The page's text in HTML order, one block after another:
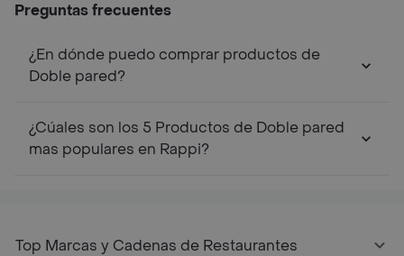
Preguntas frecuentes
¿En dónde puedo comprar productos de
Doble pared?
¿Cúales son los 5 Productos de Doble pared
mas populares en Rappi?
Top Marcas y Cadenas de Restaurantes